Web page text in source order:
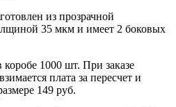
из прозрачной
35 мкм и имеет 2 боковых
1000 шт. При заказе
плата за пересчет и
149 руб.